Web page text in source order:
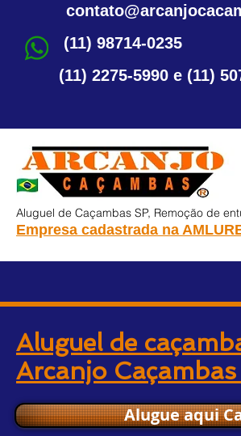
Aluguel de Caçambas SP, Remoção de
Empresa cadastrada na
Aluguel de
Arcanjo
Alugue aqui
(11) 98714-0235
(11) 2275-5990 e (11)